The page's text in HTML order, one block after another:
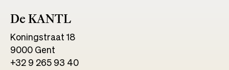
De KANTL
Koningstraat 18
9000 Gent
+32 9 265 93 40